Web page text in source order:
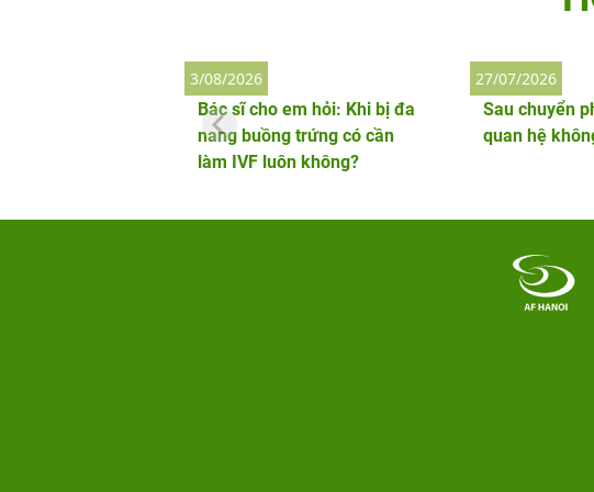
Bác sĩ cho em hỏi: Khi bị đa
nang buồng trứng có cần
làm IVF luôn không?
3/08/2026
Sau chuyển
quan hệ
27/07/2026